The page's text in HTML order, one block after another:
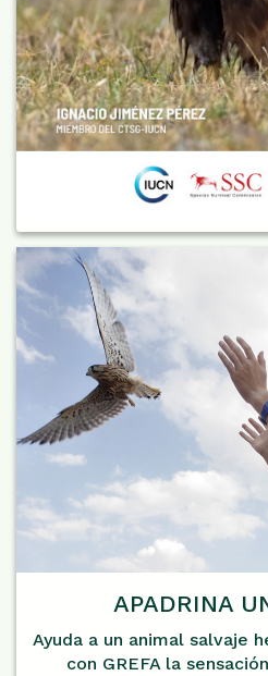
APADRINA
Ayuda a un animal salvaje
con GREFA la